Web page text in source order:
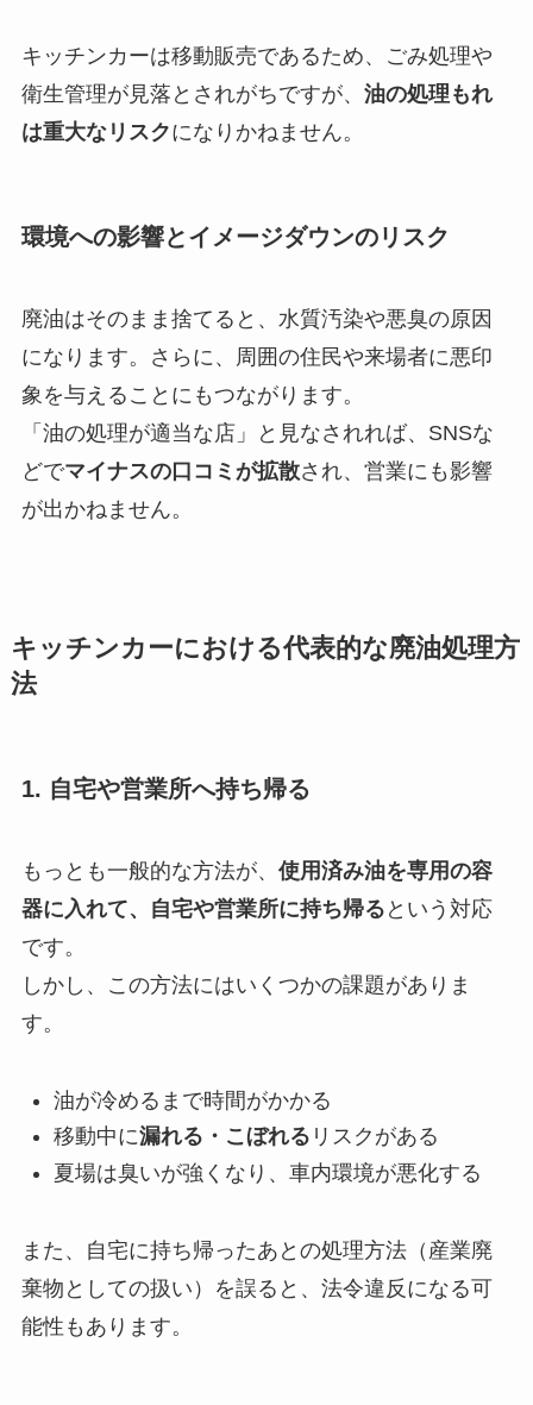
キッチンカーは移動販売であるため、ごみ処理や
衛生管理が見落とされがちですが、 油の処理もれ
は重大なリスクになりかねません。
環境への影響とイメージダウンのリスク
廃油はそのまま捨てると、水質汚染や悪臭の原因
になります。さらに、周囲の住民や来場者に悪印
象を与えることにもつながります。
「油の処理が適当な店」と見なされれば、SNSな
どでマイナスの口コミが拡散され、営業にも影響
が出かねません。
キッチンカーにおける代表的な廃油処理方
法
1. 自宅や営業所へ持ち帰る
もっとも一般的な方法が、 使用済み油を専用の容
器に入れて、自宅や営業所に持ち帰る という対応
です。
しかし、この方法にはいくつかの課題がありま
す。
油が冷めるまで時間がかかる
移動中に漏れる・こぼれる リスクがある
夏場は臭いが強くなり、車内環境が悪化する
また、自宅に持ち帰ったあとの処理方法（産業廃
棄物としての扱い）を誤ると、法令違反になる可
能性もあります。